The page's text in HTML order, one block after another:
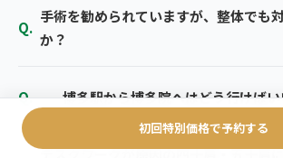
手術を勧められていますが、整体でも
か？
博多駅から博多院へはどう行けば
デスクワークが原因の四十肩・五十肩
初回特別価格で予約する